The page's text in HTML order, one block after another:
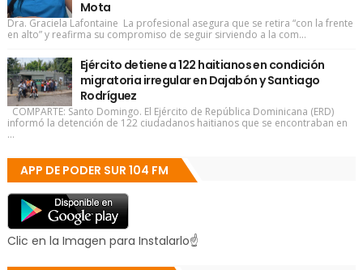
Mota
Dra. Graciela Lafontaine La profesional asegura que se retira “con la frente
en alto” y reafirma su compromiso de seguir sirviendo a la com...
Ejército detiene a 122 haitianos en condición
migratoria irregular en Dajabón y Santiago
Rodríguez
COMPARTE: Santo Domingo. El Ejército de República Dominicana (ERD)
informó la detención de 122 ciudadanos haitianos que se encontraban en
...
APP DE PODER SUR 104 FM
Clic en la Imagen para Instalarlo☝